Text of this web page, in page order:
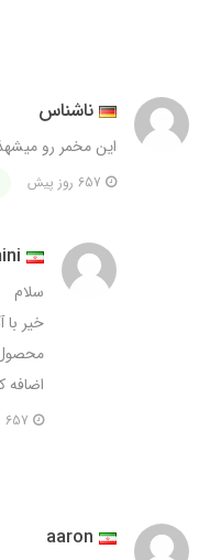
ناشناس
این مخمر رو
سلام
خیر با
محصول
اضافه
aaron